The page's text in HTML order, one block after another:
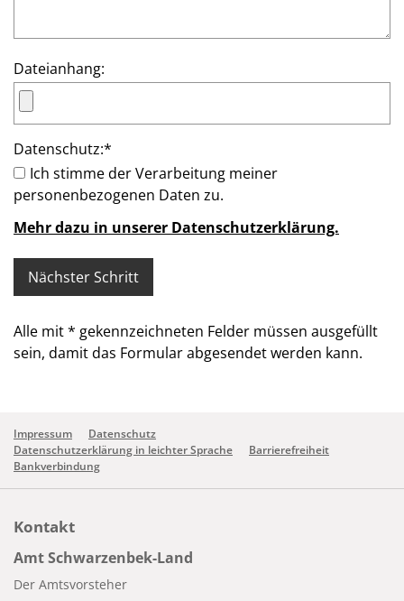
Dateianhang:
Datenschutz:*
Ich stimme der Verarbeitung meiner
personenbezogenen Daten zu.
Mehr dazu in unserer Datenschutzerklärung.
Alle mit* gekennzeichneten Felder müssen ausgefüllt
sein, damit das Formular abgesendet werden kann.
Impressum
Datenschutz
Datenschutzerklärung in leichter Sprache
Barrierefreiheit
Bankverbindung
Kontakt
Amt Schwarzenbek-Land
Der Amtsvorsteher